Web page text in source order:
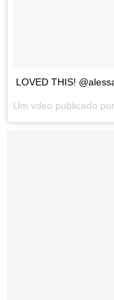
LOVED THIS!
Um vdeo publicado